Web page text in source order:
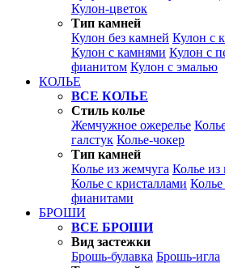
Кулон-цветок
Тип камней
Кулон без камней Кулон с
Кулон с камнями Кулон с
фианитом Кулон с эмалью
КОЛЬЕ
ВСЕ КОЛЬЕ
Стиль колье
Жемчужное ожерелье
галстук Колье-чокер
Тип камней
Колье из жемчуга Колье из
Колье с кристаллами
фианитами
БРОШИ
ВСЕ БРОШИ
Вид застежки
Брошь-булавка Брошь-игла